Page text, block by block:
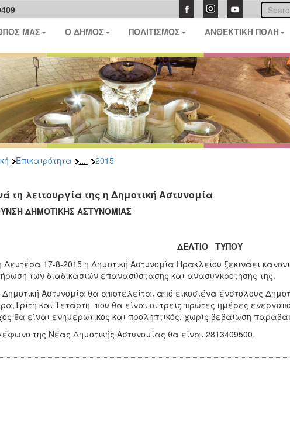
ΜΑΣ Ο ΔΗΜΟΣ ΠΟΛΙΤΙΣΜΟΣ ΑΝΘΕΚΤΙΚΗ ΠΟΛΗ
Επικαιρότητα ... 2015
τη λειτουργία της η Δημοτική Αστυνομία
ΔΗΜΟΤΙΚΗΣ ΑΣΤΥΝΟΜΙΑΣ
ΔΕΛΤΙΟ ΤΥΠΟΥ
Δευτέρα 17-8-2015 η Δημοτική Αστυνομία Ηρακλείου ξεκινάει
των διαδικασιών επανασύστασης και ανασυγκρότησης της.
Αστυνομία θα αποτελείται από εικοσιένα ένστολους
και Τετάρτη που θα είναι οι τρεις πρώτες ημέρες
θα είναι ενημερωτικός και προληπτικός, χωρίς βεβαίωση
της Νέας Δημοτικής Αστυνομίας θα είναι 2813409500.